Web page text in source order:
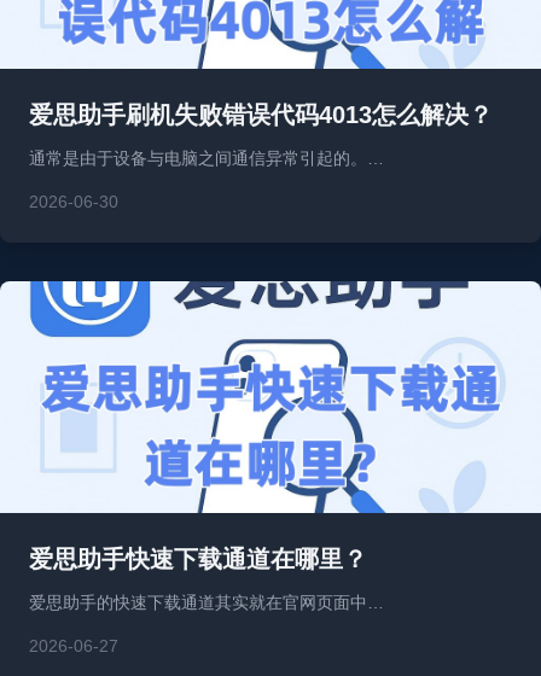
爱思助手刷机失败错误代码4013怎么解决？
通常是由于设备与电脑之间通信异常引起的。…
2026-06-30
爱思助手快速下载通道在哪里？
爱思助手的快速下载通道其实就在官网页面中…
2026-06-27